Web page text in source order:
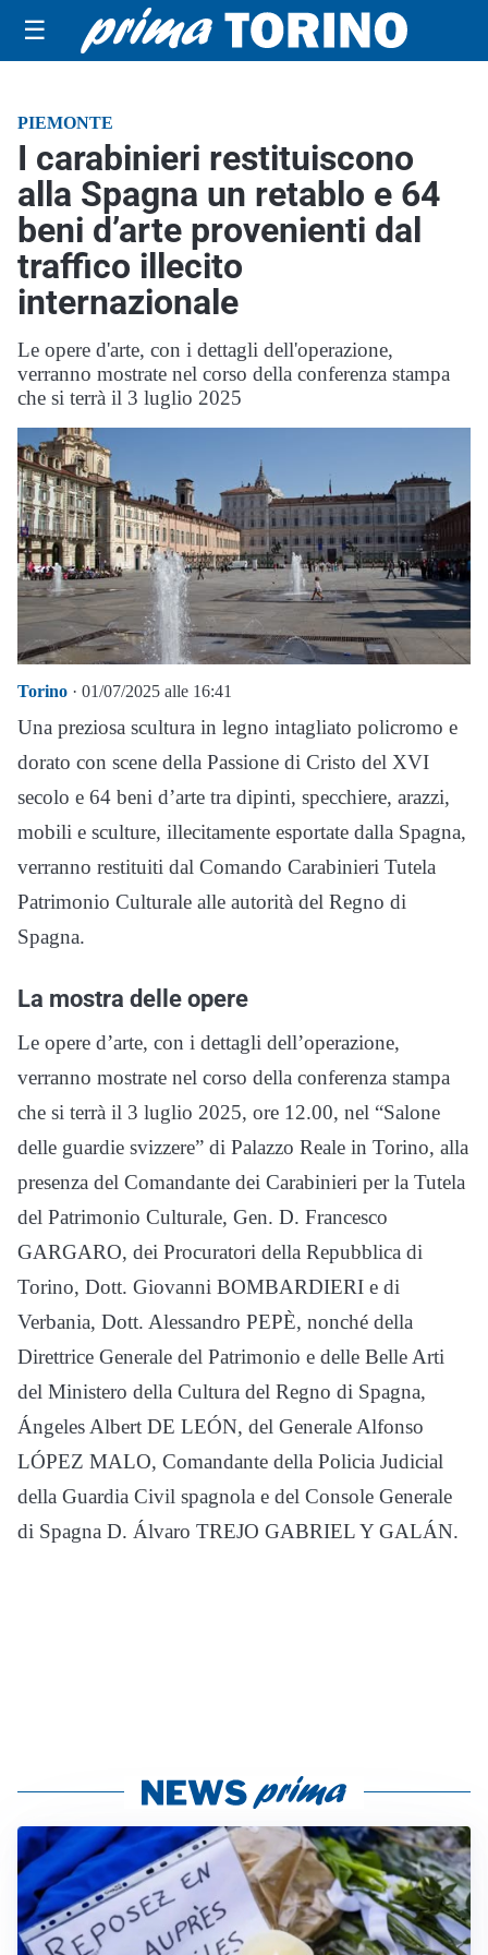
☰
PIEMONTE
I carabinieri restituiscono
alla Spagna un retablo e 64
beni d’arte provenienti dal
traffico illecito
internazionale
Le opere d'arte, con i dettagli dell'operazione,
verranno mostrate nel corso della conferenza stampa
che si terrà il 3 luglio 2025
Torino · 01/07/2025 alle 16:41
Una preziosa scultura in legno intagliato policromo e
dorato con scene della Passione di Cristo del XVI
secolo e 64 beni d’arte tra dipinti, specchiere, arazzi,
mobili e sculture, illecitamente esportate dalla Spagna,
verranno restituiti dal Comando Carabinieri Tutela
Patrimonio Culturale alle autorità del Regno di
Spagna.
La mostra delle opere
Le opere d’arte, con i dettagli dell’operazione,
verranno mostrate nel corso della conferenza stampa
che si terrà il 3 luglio 2025, ore 12.00, nel “Salone
delle guardie svizzere” di Palazzo Reale in Torino, alla
presenza del Comandante dei Carabinieri per la Tutela
del Patrimonio Culturale, Gen. D. Francesco
GARGARO, dei Procuratori della Repubblica di
Torino, Dott. Giovanni BOMBARDIERI e di
Verbania, Dott. Alessandro PEPÈ, nonché della
Direttrice Generale del Patrimonio e delle Belle Arti
del Ministero della Cultura del Regno di Spagna,
Ángeles Albert DE LEÓN, del Generale Alfonso
LÓPEZ MALO, Comandante della Policia Judicial
della Guardia Civil spagnola e del Console Generale
di Spagna D. Álvaro TREJO GABRIEL Y GALÁN.